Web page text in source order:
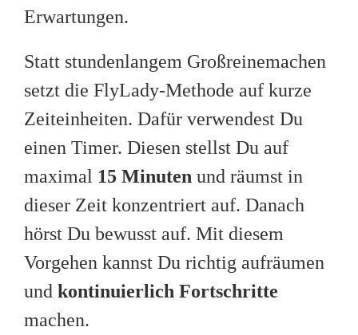
Erwartungen.
Statt stundenlangem Großreinemachen
setzt die FlyLady-Methode auf kurze
Zeiteinheiten. Dafür verwendest Du
einen Timer. Diesen stellst Du auf
maximal 15 Minuten und räumst in
dieser Zeit konzentriert auf. Danach
hörst Du bewusst auf. Mit diesem
Vorgehen kannst Du richtig aufräumen
und kontinuierlich Fortschritte
machen.